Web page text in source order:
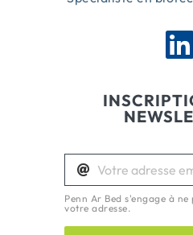
Penn Ar Bed s'engage à
votre adresse.